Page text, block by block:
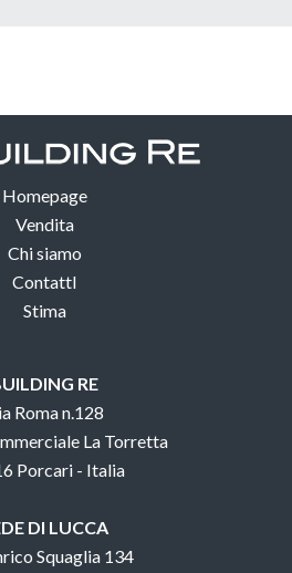
Homepage
Vendita
Chi siamo
ContattI
Stima
RE
Roma n.128
La Torretta
Porcari - Italia
DI LUCCA
Squaglia 134